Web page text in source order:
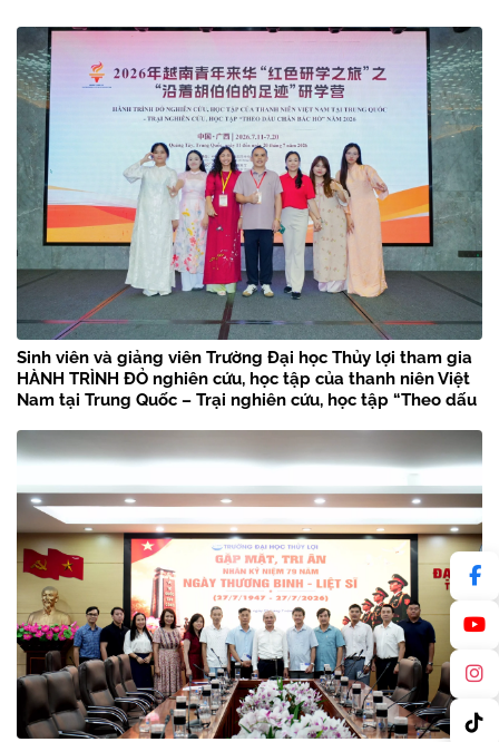
Sinh viên và giảng viên Trường Đại học Thủy lợi tham gia
HÀNH TRÌNH ĐỎ nghiên cứu, học tập của thanh niên Việt
Nam tại Trung Quốc – Trại nghiên cứu, học tập “Theo dấu